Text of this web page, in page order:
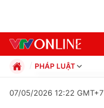
PHÁP LUẬT
Xã hội
07/05/2026 12:22 GMT+7